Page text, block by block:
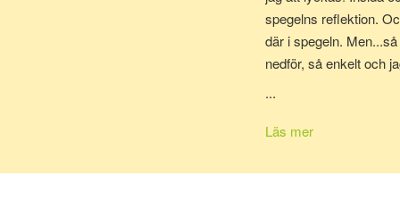
spegelns reflektion.
där i spegeln.
nedför, så enkelt och
...
Läs mer